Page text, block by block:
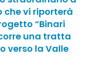
che vi riporterà
“Binari
una tratta
verso la Valle